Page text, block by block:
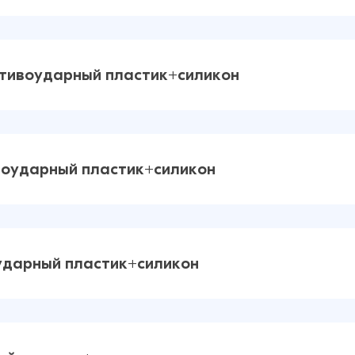
59 ₽ 25 ₽
пластик+силикон
59 ₽25 ₽
пластик+силикон
59 ₽38 ₽
пластик+силикон
59 ₽